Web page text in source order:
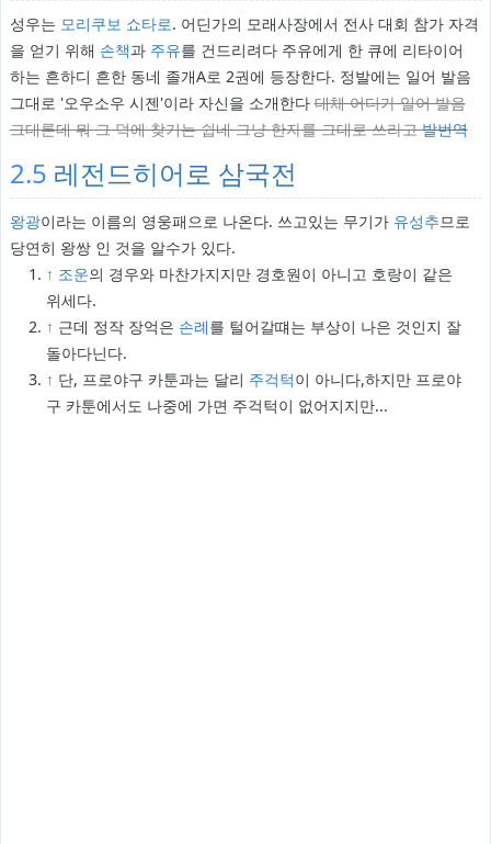
성우는 모리쿠보 쇼타로. 어딘가의 모래사장에서 전사 대회 참가 자격
을 얻기 위해 손책과 주유를 건드리려다 주유에게 한 큐에 리타이어
하는 흔하디 흔한 동네 졸개A로 2권에 등장한다. 정발에는 일어 발음
그대로 '오우소우 시젠'이라 자신을 소개한다대체 어디가 일어 발음
그대론데 뭐 그 덕에 찾기는 쉽네 그냥 한자를 그대로 쓰라고발번역
2.5 레전드히어로 삼국전
왕광이라는 이름의 영웅패으로 나온다. 쓰고있는 무기가 유성추므로
당연히 왕쌍 인 것을 알수가 있다.
↑ 조운의 경우와 마찬가지지만 경호원이 아니고 호랑이 같은
위세다.
↑ 근데 정작 장억은 손례를 털어갈떄는 부상이 나은 것인지 잘
돌아다닌다.
↑ 단, 프로야구 카툰과는 달리 주걱턱이 아니다,하지만 프로야
구 카툰에서도 나중에 가면 주걱턱이 없어지지만...